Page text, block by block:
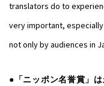
translators do to
very important,
not only by audiences in
●「ニッポン名誉賞」